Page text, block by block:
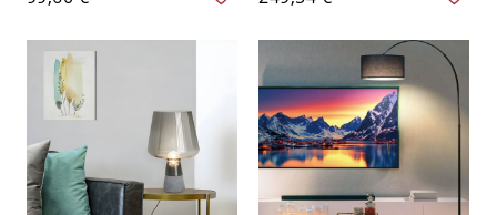
éclairage d’ambiance
chaleureux - 110 V-120 V
empilés, éclairage
d’ambiance doux pour
salon - 110 V-120 V gris-
blanc